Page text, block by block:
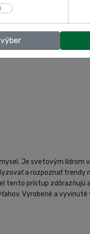
Je svetovým lídrom
a rozpoznať
prístup zdôrazňujú
Vyrobené a